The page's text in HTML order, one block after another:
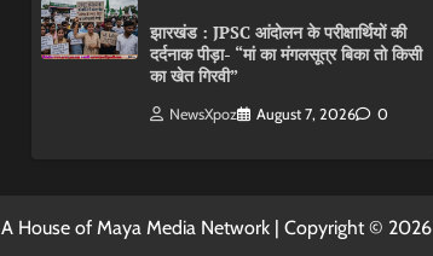
झारखंड : JPSC आंदोलन के परीक्षार्थियों की
दर्दनाक पीड़ा- “मां का मंगलसूत्र बिका तो किसी
का खेत गिरवी”
NewsXpoz August 7, 2026 0
A House of Maya Media Network | Copyright © 2026